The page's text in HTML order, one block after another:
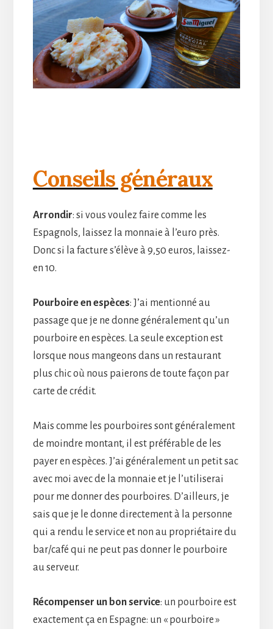
Conseils généraux
Arrondir: si vous voulez faire comme les
Espagnols, laissez la monnaie à l’euro près.
Donc si la facture s’élève à 9,50 euros, laissez-
en 10.
Pourboire en espèces: J’ai mentionné au
passage que je ne donne généralement qu’un
pourboire en espèces. La seule exception est
lorsque nous mangeons dans un restaurant
plus chic où nous paierons de toute façon par
carte de crédit.
Mais comme les pourboires sont généralement
de moindre montant, il est préférable de les
payer en espèces. J’ai généralement un petit sac
avec moi avec de la monnaie et je l’utiliserai
pour me donner des pourboires. D’ailleurs, je
sais que je le donne directement à la personne
qui a rendu le service et non au propriétaire du
bar/café qui ne peut pas donner le pourboire
au serveur.
Récompenser un bon service: un pourboire est
exactement ça en Espagne: un « pourboire »